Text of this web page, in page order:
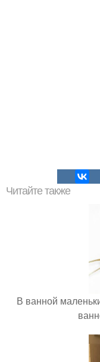
Читайте также
В ванной